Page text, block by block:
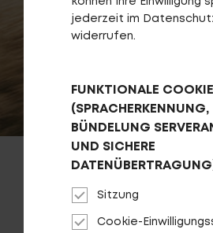
de-DE
BACKFIRE FIT
Das Backfire Fit überzeugt
jederzeit im
widerrufen.
FUNKTIONALE
(SPRACHERKENNUNG,
BÜNDELUNG
UND SICHERE
Sitzung
Cookie-